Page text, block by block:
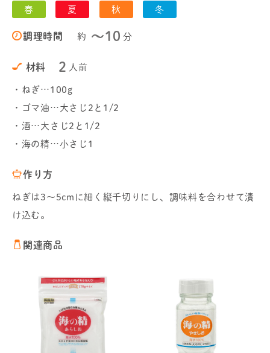
春 夏 秋 冬
調理時間 約 〜10 分
材料 2 人前
・ねぎ…100g
・ゴマ油…大さじ2と1/2
・酒…大さじ2と1/2
・海の精…小さじ1
作り方
ねぎは3～5cmに細く縦千切りにし、調味料を合わせて漬
け込む。
関連商品